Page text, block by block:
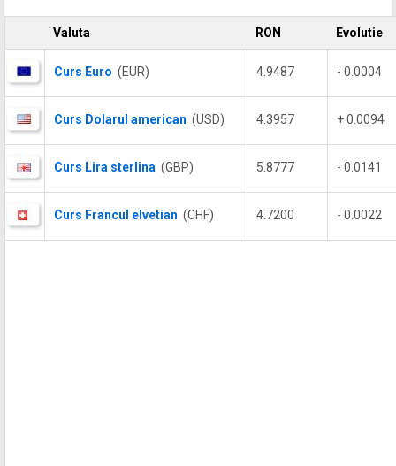
Valuta RON Evolutie
Curs Euro (EUR) 4.9487 - 0.0004
Curs Dolarul american (USD) 4.3957 + 0.0094
Curs Lira sterlina (GBP) 5.8777 - 0.0141
Curs Francul elvetian (CHF) 4.7200 - 0.0022